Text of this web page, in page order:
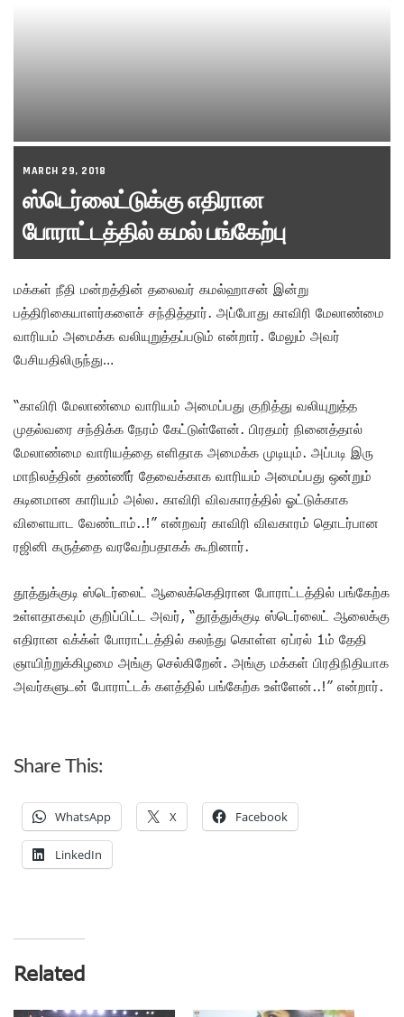
MARCH 29, 2018
ஸ்டெர்லைட்டுக்கு எதிரான
போராட்டத்தில் கமல் பங்கேற்பு
மக்கள் நீதி மன்றத்தின் தலைவர் கமல்ஹாசன் இன்று
பத்திரிகையாளர்களைச் சந்தித்தார். அப்போது காவிரி மேலாண்மை
வாரியம் அமைக்க வலியுறுத்தப்படும் என்றார். மேலும் அவர்
பேசியதிலிருந்து…
“காவிரி மேலாண்மை வாரியம் அமைப்பது குறித்து வலியுறுத்த
முதல்வரை சந்திக்க நேரம் கேட்டுள்ளேன். பிரதமர் நினைத்தால்
மேலாண்மை வாரியத்தை எளிதாக அமைக்க முடியும். அப்படி இரு
மாநிலத்தின் தண்ணீர் தேவைக்காக வாரியம் அமைப்பது ஒன்றும்
கடினமான காரியம் அல்ல. காவிரி விவகாரத்தில் ஓட்டுக்காக
விளையாட வேண்டாம்..!” என்றவர் காவிரி விவகாரம் தொடர்பான
ரஜினி கருத்தை வரவேற்பதாகக் கூறினார்.
தூத்துக்குடி ஸ்டெர்லைட் ஆலைக்கெதிரான போராட்டத்தில் பங்கேற்க
உள்ளதாகவும் குறிப்பிட்ட அவர், “தூத்துக்குடி ஸ்டெர்லைட் ஆலைக்கு
எதிரான ௳க்க்ள் போராட்டத்தில் கலந்து கொள்ள ஏப்ரல் 1ம் தேதி
ஞாயிற்றுக்கிழமை அங்கு செல்கிறேன். அங்கு மக்கள் பிரதிநிதியாக
அவர்களுடன் போராட்டக் களத்தில் பங்கேற்க உள்ளேன்..!” என்றார்.
Share This:
WhatsApp X Facebook
LinkedIn
Related